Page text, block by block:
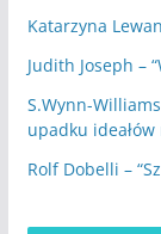
Katarzyna
Judith Joseph –
S.Wynn-
upadku
Rolf Dobelli –